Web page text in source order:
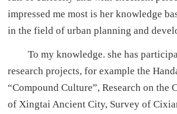
impressed me most is her knowledge
in the field of urban planning and
To my knowledge. she has
research projects, for example the
“Compound Culture”, Research on the
of Xingtai Ancient City, Survey of